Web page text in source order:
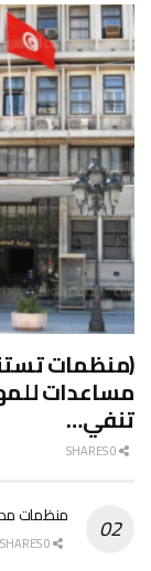
(منظمات
مساعدات
تنفي…
منظمات